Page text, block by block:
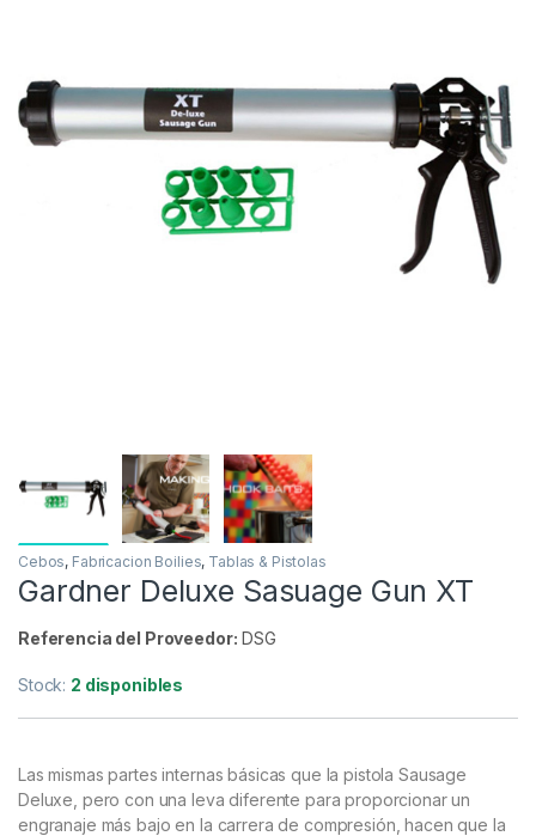
Cebos, Fabricacion Boilies, Tablas & Pistolas
Gardner Deluxe Sasuage Gun XT
Referencia del Proveedor: DSG
Stock: 2 disponibles
Las mismas partes internas básicas que la pistola Sausage
Deluxe, pero con una leva diferente para proporcionar un
engranaje más bajo en la carrera de compresión, hacen que la